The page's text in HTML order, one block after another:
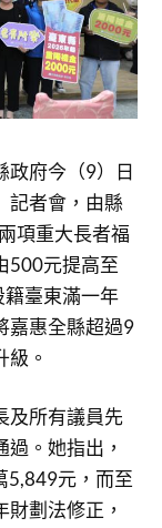
政府今（9）日
記者會，由縣
項重大長者福
500元提高至
臺東滿一年
嘉惠全縣超過9
。
及所有議員先
。她指出，
5,849元，而至
劃法修正，